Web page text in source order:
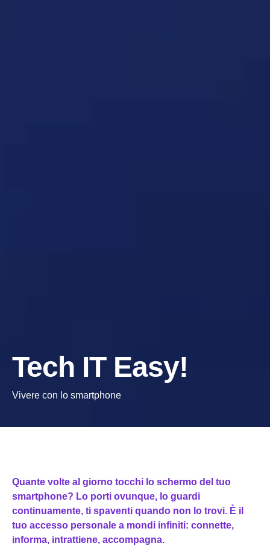
Tech IT Easy!
Vivere con lo smartphone
Quante volte al giorno tocchi lo schermo del tuo
smartphone? Lo porti ovunque, lo guardi
continuamente, ti spaventi quando non lo trovi. È il
tuo accesso personale a mondi infiniti: connette,
informa, intrattiene, accompagna.